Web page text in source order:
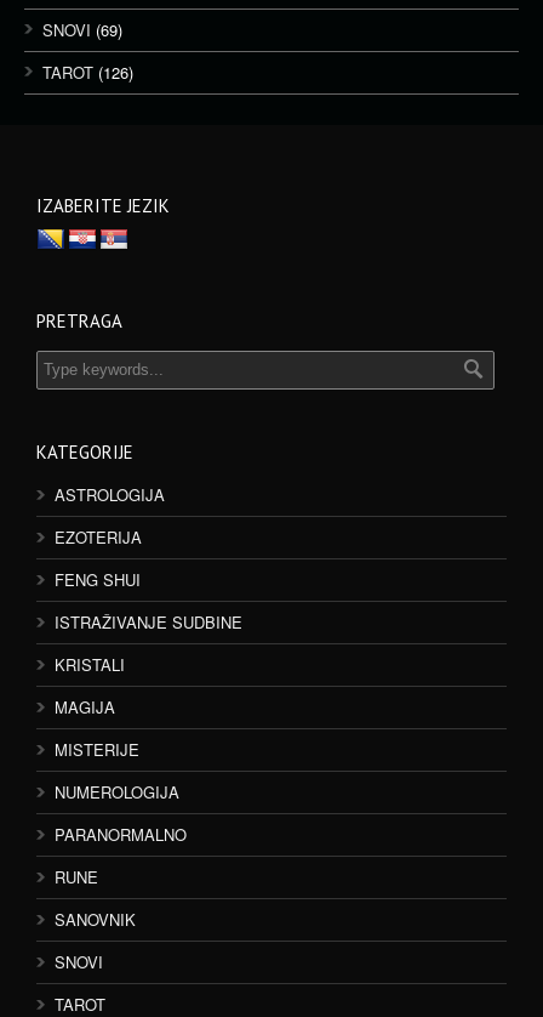
SNOVI (69)
TAROT (126)
IZABERITE JEZIK
PRETRAGA
KATEGORIJE
ASTROLOGIJA
EZOTERIJA
FENG SHUI
ISTRAŽIVANJE SUDBINE
KRISTALI
MAGIJA
MISTERIJE
NUMEROLOGIJA
PARANORMALNO
RUNE
SANOVNIK
SNOVI
TAROT